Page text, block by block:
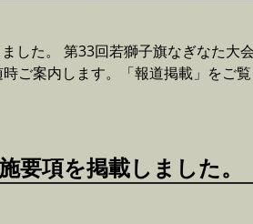
した。 第33回若獅子旗なぎなた大
ご案内します。「報道掲載」をご覧
要項を掲載しました。